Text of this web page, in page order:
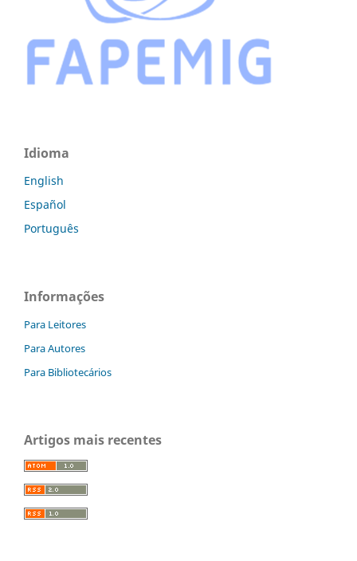
Idioma
English
Español
Português
Informações
Para Leitores
Para Autores
Para Bibliotecários
Artigos mais recentes